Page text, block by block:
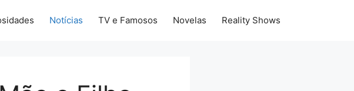
Notícias TV e Famosos Novelas Reality Shows